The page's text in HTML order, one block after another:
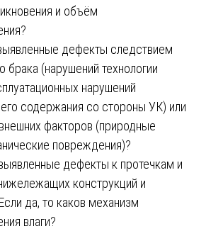
и объём
дефекты следствием
брака (нарушений технологии
нарушений
содержания со стороны УК) или
факторов (природные
повреждения)?
дефекты к протечкам и
конструкций и
да, то каков механизм
влаги?